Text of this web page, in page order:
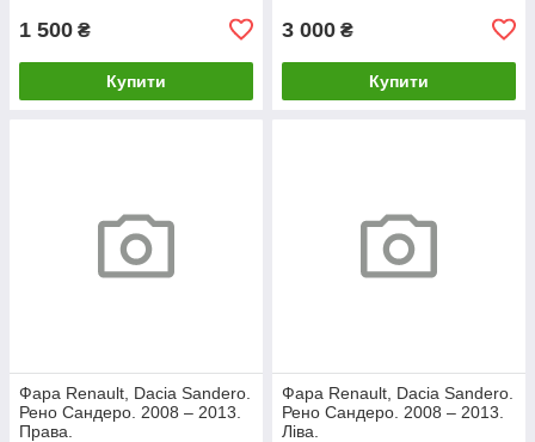
1 500 ₴
Купити
3 000 ₴
Купити
Фара Renault, Dacia Sandero.
Рено Сандеро. 2008 – 2013.
Права.
Фара Renault, Dacia Sandero.
Рено Сандеро. 2008 – 2013.
Ліва.